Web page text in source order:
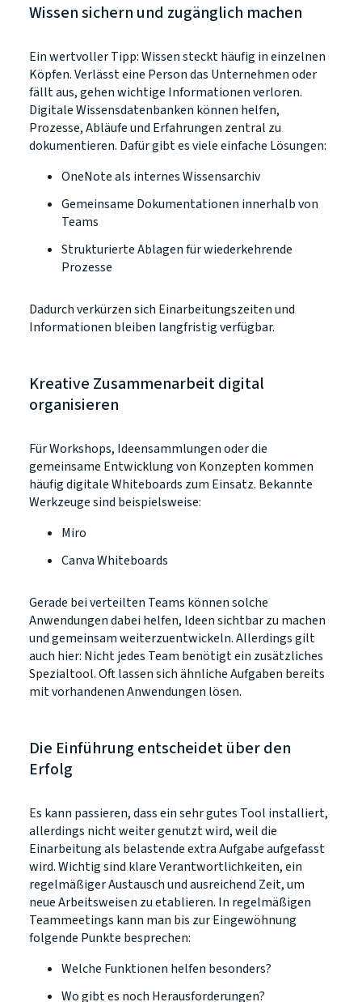
Wissen sichern und zugänglich machen
Ein wertvoller Tipp: Wissen steckt häufig in einzelnen
Köpfen. Verlässt eine Person das Unternehmen oder
fällt aus, gehen wichtige Informationen verloren.
Digitale Wissensdatenbanken können helfen,
Prozesse, Abläufe und Erfahrungen zentral zu
dokumentieren. Dafür gibt es viele einfache Lösungen:
OneNote als internes Wissensarchiv
Gemeinsame Dokumentationen innerhalb von
Teams
Strukturierte Ablagen für wiederkehrende
Prozesse
Dadurch verkürzen sich Einarbeitungszeiten und
Informationen bleiben langfristig verfügbar.
Kreative Zusammenarbeit digital
organisieren
Für Workshops, Ideensammlungen oder die
gemeinsame Entwicklung von Konzepten kommen
häufig digitale Whiteboards zum Einsatz. Bekannte
Werkzeuge sind beispielsweise:
Miro
Canva Whiteboards
Gerade bei verteilten Teams können solche
Anwendungen dabei helfen, Ideen sichtbar zu machen
und gemeinsam weiterzuentwickeln. Allerdings gilt
auch hier: Nicht jedes Team benötigt ein zusätzliches
Spezialtool. Oft lassen sich ähnliche Aufgaben bereits
mit vorhandenen Anwendungen lösen.
Die Einführung entscheidet über den
Erfolg
Es kann passieren, dass ein sehr gutes Tool installiert,
allerdings nicht weiter genutzt wird, weil die
Einarbeitung als belastende extra Aufgabe aufgefasst
wird. Wichtig sind klare Verantwortlichkeiten, ein
regelmäßiger Austausch und ausreichend Zeit, um
neue Arbeitsweisen zu etablieren. In regelmäßigen
Teammeetings kann man bis zur Eingewöhnung
folgende Punkte besprechen:
Welche Funktionen helfen besonders?
Wo gibt es noch Herausforderungen?